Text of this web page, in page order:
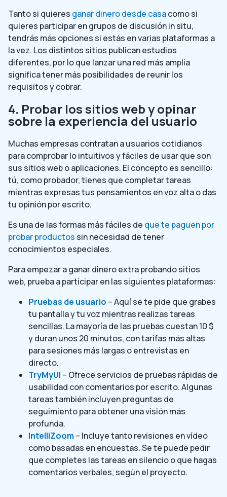
Tanto si quieres ganar dinero desde casacomo si
quieres participar en grupos de discusión in situ,
tendrás más opciones si estás en varias plataformas a
la vez. Los distintos sitios publican estudios
diferentes, por lo que lanzar una red más amplia
significa tener más posibilidades de reunir los
requisitos y cobrar.
4. Probar los sitios web y opinar
sobre la experiencia del usuario
Muchas empresas contratan a usuarios cotidianos
para comprobar lo intuitivos y fáciles de usar que son
sus sitios web o aplicaciones. El concepto es sencillo:
tú, como probador, tienes que completar tareas
mientras expresas tus pensamientos en voz alta o das
tu opinión por escrito.
Es una de las formas más fáciles de que te paguen por
probar productos sin necesidad de tener
conocimientos especiales.
Para empezar a ganar dinero extra probando sitios
web, prueba a participar en las siguientes plataformas:
Pruebas de usuario – Aquí se te pide que grabes
tu pantalla y tu voz mientras realizas tareas
sencillas. La mayoría de las pruebas cuestan 10 $
y duran unos 20 minutos, con tarifas más altas
para sesiones más largas o entrevistas en
directo.
TryMyUI – Ofrece servicios de pruebas rápidas de
usabilidad con comentarios por escrito. Algunas
tareas también incluyen preguntas de
seguimiento para obtener una visión más
profunda.
IntelliZoom – Incluye tanto revisiones en vídeo
como basadas en encuestas. Se te puede pedir
que completes las tareas en silencio o que hagas
comentarios verbales, según el proyecto.